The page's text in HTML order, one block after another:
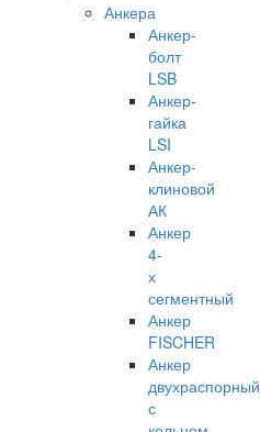
Анкера
Анкер-
болт
LSB
Анкер-
гайка
LSI
Анкер-
клиновой
АК
Анкер
4-
х
сегментный
Анкер
FISCHER
Анкер
двухраспорный
с